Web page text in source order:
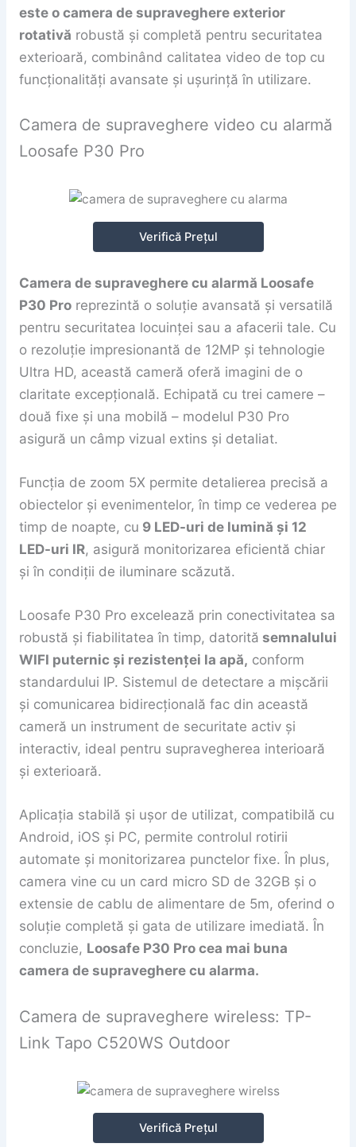
este o camera de supraveghere exterior
rotativă robustă și completă pentru securitatea
exterioară, combinând calitatea video de top cu
funcționalități avansate și ușurință în utilizare.
Camera de supraveghere video cu alarmă
Loosafe P30 Pro
Verifică Prețul
Camera de supraveghere cu alarmă Loosafe
P30 Proreprezintă o soluție avansată și versatilă
pentru securitatea locuinței sau a afacerii tale. Cu
o rezoluție impresionantă de 12MP și tehnologie
Ultra HD, această cameră oferă imagini de o
claritate excepțională. Echipată cu trei camere –
două fixe și una mobilă – modelul P30 Pro
asigură un câmp vizual extins și detaliat.
Funcția de zoom 5X permite detalierea precisă a
obiectelor și evenimentelor, în timp ce vederea pe
timp de noapte, cu 9 LED-uri de lumină și 12
LED-uri IR, asigură monitorizarea eficientă chiar
și în condiții de iluminare scăzută.
Loosafe P30 Pro excelează prin conectivitatea sa
robustă și fiabilitatea în timp, datorită semnalului
WIFI puternic și rezistenței la apă, conform
standardului IP. Sistemul de detectare a mișcării
și comunicarea bidirecțională fac din această
cameră un instrument de securitate activ și
interactiv, ideal pentru supravegherea interioară
și exterioară.
Aplicația stabilă și ușor de utilizat, compatibilă cu
Android, iOS și PC, permite controlul rotirii
automate și monitorizarea punctelor fixe. În plus,
camera vine cu un card micro SD de 32GB și o
extensie de cablu de alimentare de 5m, oferind o
soluție completă și gata de utilizare imediată. În
concluzie, Loosafe P30 Pro cea mai buna
camera de supraveghere cu alarma.
Camera de supraveghere wireless: TP-
Link Tapo C520WS Outdoor
Verifică Prețul